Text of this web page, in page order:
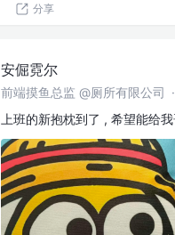
分享
安倔霓尔
前端摸鱼总监 @厕所有限公司 ·
上班的新抱枕到了 , 希望能给